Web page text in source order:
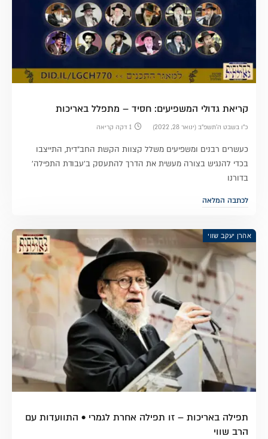
קריאת גדולי המשפיעים: חסיד – מתפלל באריכות
כ״ו בשבט ה׳תשפ״ב (ינואר 28, 2022) 1 דקה קריאה
כעשרים רבנים ומשפיעים משלל קצוות הקשת החב"דית, התייצבו
בכדי להנגיש בצורה מעשית את הדרך להתעסק ב'עבודת התפילה'
בדורנו
לכתבה המלאה
אהרן יעקב שווי
תפילה באריכות – זו תפילה אחרת לגמרי • התוועדות עם
הרב שווי